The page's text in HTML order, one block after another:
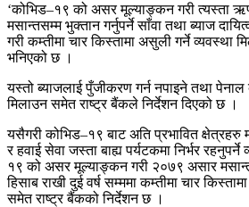
‘कोभिड–१९ को असर मूल्याङ्कन गरी त्यस्ता
मसान्तसम्म भुक्तान गर्नुपर्ने साँवा तथा ब्याज
गरी कम्तीमा चार किस्तामा असुली गर्ने व्यवस्था
भनिएको छ ।
यस्तो ब्याजलाई पुँजीकरण गर्न नपाइने तथा
मिलाउन समेत राष्ट्र बैंकले निर्देशन दिएको छ ।
यसैगरी कोभिड–१९ बाट अति प्रभावित
र हवाई सेवा जस्ता बाह्य पर्यटकमा निर्भर
१९ को असर मूल्याङ्कन गरी २०७९ असार
हिसाब राखी दुई वर्ष सम्ममा कम्तीमा चार
समेत राष्ट्र बैंकको निर्देशन छ ।